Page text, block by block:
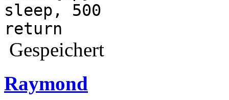
sleep, 500
return
Gespeichert
Raymond